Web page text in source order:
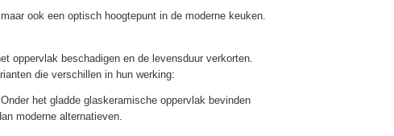
ook een optisch hoogtepunt in de moderne keuken.
oppervlak beschadigen en de levensduur verkorten.
die verschillen in hun werking:
het gladde glaskeramische oppervlak bevinden
moderne alternatieven.